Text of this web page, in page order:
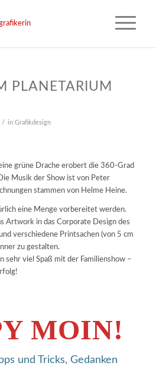
PLANETARIUM
/ in Grafikdesign
grüne Drache erobert die 360-Grad
Musik der Show ist von Peter
stammen von Helme Heine.
eine Menge vorbereitet werden.
Artwork in das Corporate Design des
verschiedene Printsachen (von 5 cm
zu gestalten.
sehr viel Spaß mit der Familienshow –
MOIN!
und Tricks, Gedanken